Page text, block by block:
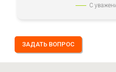
С
ЗАДАТЬ ВОПРОС